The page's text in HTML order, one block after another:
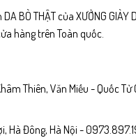
BÒ THẬT của XƯỞNG GIÀY
hàng trên Toàn quốc.
Thiên, Văn Miếu - Quốc
Hà Đông, Hà Nội -